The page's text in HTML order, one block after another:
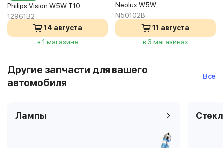
Philips Vision W5W T10
12961B2
14 августа
в 1 магазине
Neolux W5W
N50102B
11 августа
в 3 магазинах
Другие запчасти для вашего
автомобиля
Все
Лампы